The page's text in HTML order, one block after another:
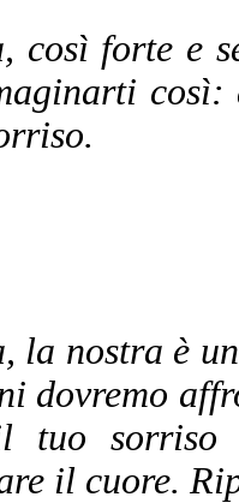
così forte e
la nostra è
dovremo
sorriso
il cuore.